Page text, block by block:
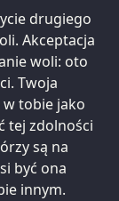
drugiego
Akceptacja
woli: oto
Twoja
tobie jako
tej zdolności
są na
być ona
innym.